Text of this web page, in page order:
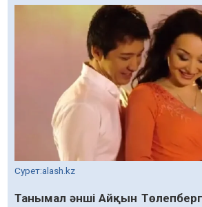
Сурет:alash.kz
Танымал әнші Айқын